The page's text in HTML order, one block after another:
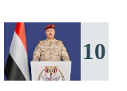
10